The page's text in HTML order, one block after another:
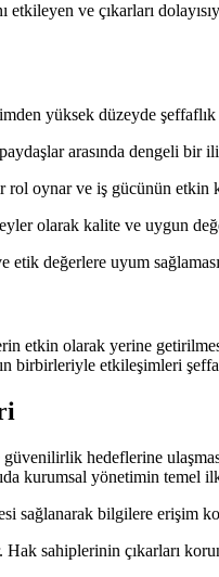
etkileyen ve çıkarları
yüksek düzeyde
arasında dengeli bir
oynar ve iş gücünün etkin
olarak kalite ve uygun
etik değerlere uyum
etkin olarak yerine
birbirleriyle etkileşimleri
hedeflerine
kurumsal yönetimin temel
sağlanarak bilgilere erişim
Hak sahiplerinin çıkarları